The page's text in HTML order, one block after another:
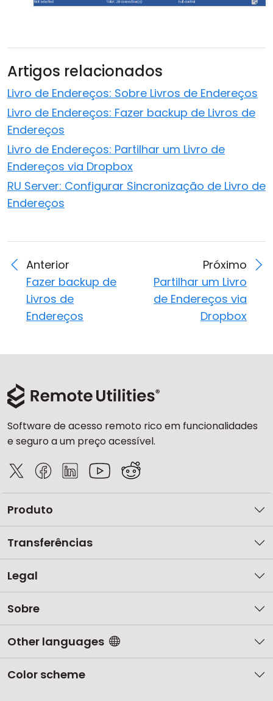
Artigos relacionados
Livro de Endereços: Sobre Livros de Endereços
Livro de Endereços: Fazer backup de Livros de
Endereços
Livro de Endereços: Partilhar um Livro de
Endereços via Dropbox
RU Server: Configurar Sincronização de Livro de
Endereços
Anterior
Fazer backup de
Livros de
Endereços
Próximo
Partilhar um Livro
de Endereços via
Dropbox
Software de acesso remoto rico em funcionalidades
e seguro a um preço acessível.
Produto
Transferências
Legal
Sobre
Other languages
Color scheme